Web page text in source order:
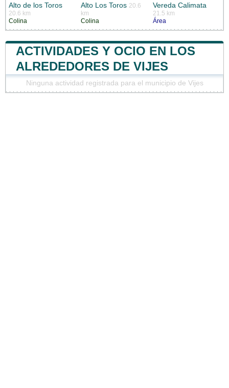
Alto de los Toros
20.6 km
Colina
Alto Los Toros 20.6
km
Colina
Vereda Calimata
21.5 km
Área
ACTIVIDADES Y OCIO EN LOS
ALREDEDORES DE VIJES
Ninguna actividad registrada para el municipio de Vijes